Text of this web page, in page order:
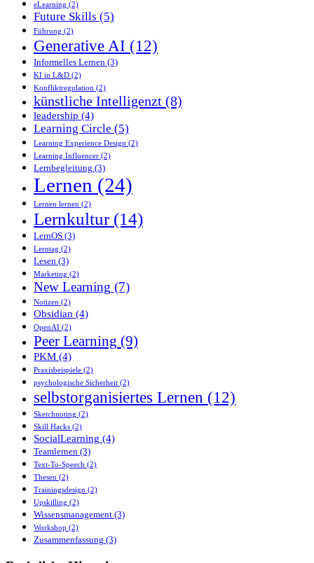
eLearning (2)
Future Skills (5)
Führung (2)
Generative AI (12)
Informelles Lernen (3)
KI in L&D (2)
Konfliktregulation (2)
künstliche Intelligenzt (8)
leadership (4)
Learning Circle (5)
Learning Experience Design (2)
Learning Influencer (2)
Lernbegleitung (3)
Lernen (24)
Lernen lernen (2)
Lernkultur(14)
LernOS (3)
Lerntag (2)
Lesen (3)
Marketing (2)
New Learning (7)
Notizen (2)
Obsidian (4)
OpenAI (2)
Peer Learning (9)
PKM (4)
Praxisbeispiele (2)
psychologische Sicherheit (2)
selbstorganisiertes Lernen (12)
Sketchnoting (2)
Skill Hacks (2)
SocialLearning (4)
Teamlernen (3)
Text-To-Speech (2)
Thesen (2)
Trainingsdesign (2)
Upskilling (2)
Wissensmanagement (3)
Workshop (2)
Zusammenfassung (3)